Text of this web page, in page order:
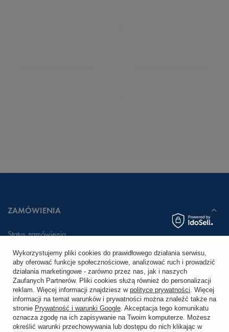
ZAMÓWIENIA
Status zamówienia
Śledzenie przesyłki
Chcę zareklamować produkt
Chcę zwrócić produkt
Chcę wymienić towar
Wykorzystujemy pliki cookies do prawidłowego działania serwisu,
aby oferować funkcje społecznościowe, analizować ruch i prowadzić
działania marketingowe - zarówno przez nas, jak i naszych
Zaufanych Partnerów. Pliki cookies służą również do personalizacji
reklam. Więcej informacji znajdziesz w polityce prywatności. Więcej
informacji na temat warunków i prywatności można znaleźć także na
stronie Prywatność i warunki Google. Akceptacja tego komunikatu
oznacza zgodę na ich zapisywanie na Twoim komputerze. Możesz
określić warunki przechowywania lub dostępu do nich klikając w